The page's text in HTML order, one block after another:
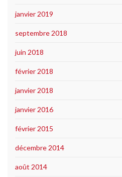
janvier 2019
septembre 2018
juin 2018
février 2018
janvier 2018
janvier 2016
février 2015
décembre 2014
août 2014